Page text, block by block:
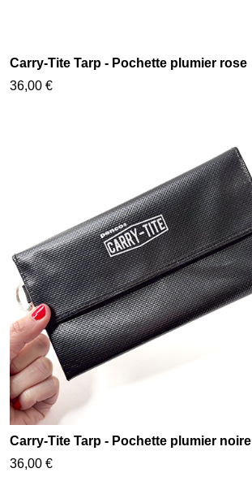
Carry-Tite Tarp - Pochette plumier rose
36,00 €
Carry-Tite Tarp - Pochette plumier noire
36,00 €